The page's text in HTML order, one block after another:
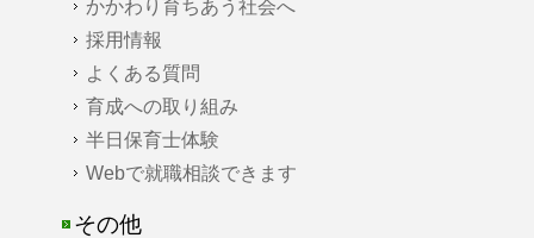
かかわり育ちあう社会へ
採用情報
よくある質問
育成への取り組み
半日保育士体験
Webで就職相談できます
その他